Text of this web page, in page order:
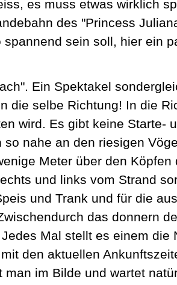
es muss etwas wirklich
des "Princess
spannend sein soll, hier ein
Ein Spektakel
die selbe Richtung! In die
wird. Es gibt keine Starte-
so nahe an den riesigen
Meter über den
und links vom Strand
und Trank und für die
das donnern
Mal stellt es einem die
den aktuellen
man im Bilde und wartet